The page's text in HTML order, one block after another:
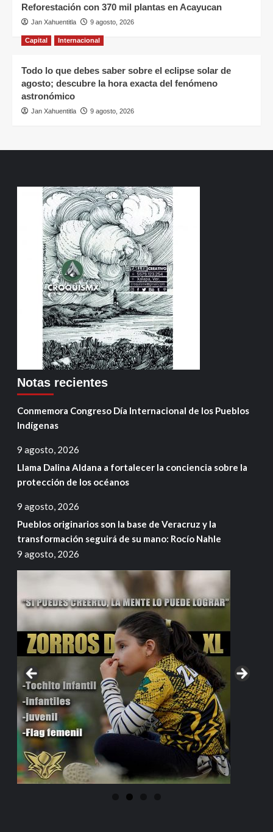
Reforestación con 370 mil plantas en Acayucan
Jan Xahuentitla 9 agosto, 2026
Capital Internacional
Todo lo que debes saber sobre el eclipse solar de
agosto; descubre la hora exacta del fenómeno
astronómico
Jan Xahuentitla 9 agosto, 2026
Notas recientes
Conmemora Congreso Día Internacional de los Pueblos
Indígenas
9 agosto, 2026
Llama Dalina Aldana a fortalecer la conciencia sobre la
protección de los océanos
9 agosto, 2026
Pueblos originarios son la base de Veracruz y la
transformación seguirá de su mano: Rocío Nahle
9 agosto, 2026